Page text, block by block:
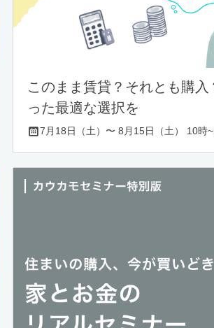
このまま賃貸？それとも購
った最適な選択を
7月18日（土）〜 8月15日（土） 10時